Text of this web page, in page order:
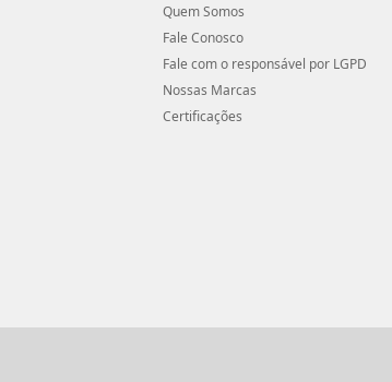
Quem Somos
Fale Conosco
Fale com o responsável por LGPD
Nossas Marcas
Certificações